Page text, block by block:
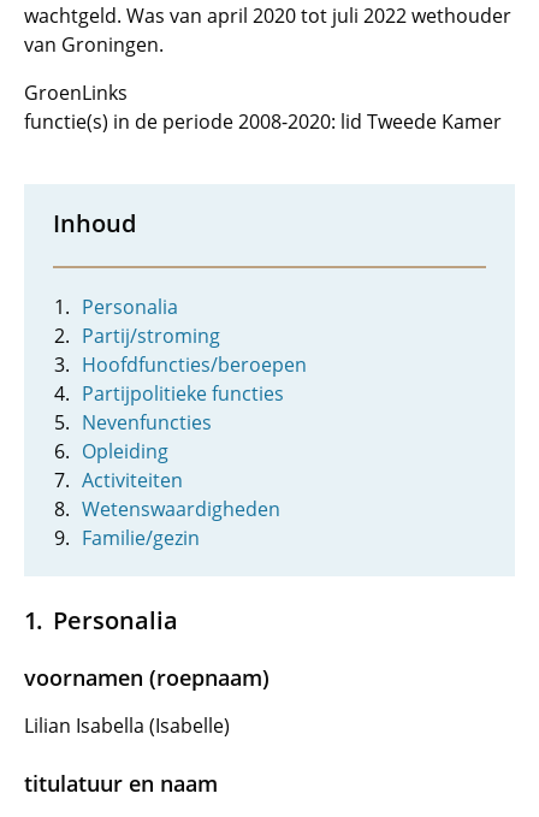
wachtgeld. Was van april 2020 tot juli 2022 wethouder
van Groningen.
GroenLinks
functie(s) in de periode 2008-2020: lid Tweede Kamer
Inhoud
Personalia
Partij/stroming
Hoofdfuncties/beroepen
Partijpolitieke functies
Nevenfuncties
Opleiding
Activiteiten
Wetenswaardigheden
Familie/gezin
Personalia
voornamen (roepnaam)
Lilian Isabella (Isabelle)
titulatuur en naam